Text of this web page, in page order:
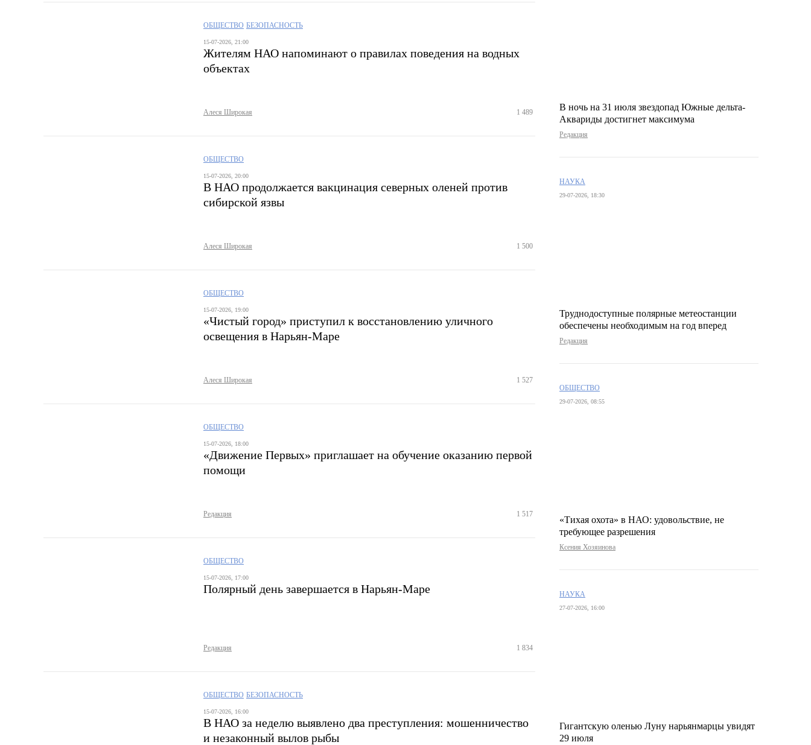
ОБЩЕСТВО БЕЗОПАСНОСТЬ
15-07-2026, 21:00
Жителям НАО напоминают о правилах поведения на водных
объектах
Алеся Широкая 1 489
ОБЩЕСТВО
15-07-2026, 20:00
В НАО продолжается вакцинация северных оленей против
сибирской язвы
Алеся Широкая 1 500
ОБЩЕСТВО
15-07-2026, 19:00
«Чистый город» приступил к восстановлению уличного
освещения в Нарьян-Маре
Алеся Широкая 1 527
ОБЩЕСТВО
15-07-2026, 18:00
«Движение Первых» приглашает на обучение оказанию первой
помощи
Редакция 1 517
ОБЩЕСТВО
15-07-2026, 17:00
Полярный день завершается в Нарьян-Маре
Редакция 1 834
ОБЩЕСТВО БЕЗОПАСНОСТЬ
15-07-2026, 16:00
В НАО за неделю выявлено два преступления: мошенничество
и незаконный вылов рыбы
В ночь на 31 июля звездопад Южные дельта-
Аквариды достигнет максимума
Редакция
НАУКА
29-07-2026, 18:30
Труднодоступные полярные метеостанции
обеспечены необходимым на год вперед
Редакция
ОБЩЕСТВО
29-07-2026, 08:55
«Тихая охота» в НАО: удовольствие, не
требующее разрешения
Ксения Хозяинова
НАУКА
27-07-2026, 16:00
Гигантскую оленью Луну нарьянмарцы увидят
29 июля